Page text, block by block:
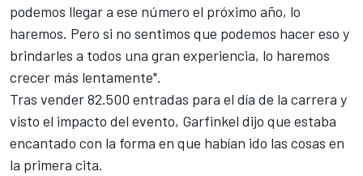
podemos llegar a ese número el próximo año, lo
haremos. Pero si no sentimos que podemos hacer eso y
brindarles a todos una gran experiencia, lo haremos
crecer más lentamente".
Tras vender 82.500 entradas para el día de la carrera y
visto el impacto del evento, Garfinkel dijo que estaba
encantado con la forma en que habían ido las cosas en
la primera cita.